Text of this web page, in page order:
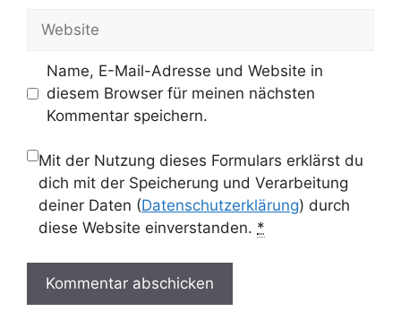
Name, E-Mail-Adresse und Website in
diesem Browser für meinen nächsten
Kommentar speichern.
Mit der Nutzung dieses Formulars erklärst du
dich mit der Speicherung und Verarbeitung
deiner Daten (Datenschutzerklärung) durch
diese Website einverstanden. *